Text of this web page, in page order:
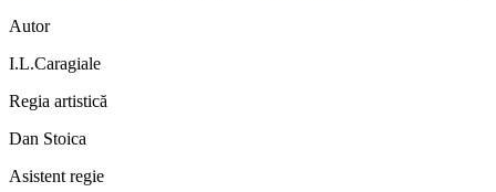
Autor
I.L.Caragiale
Regia artistică
Dan Stoica
Asistent regie